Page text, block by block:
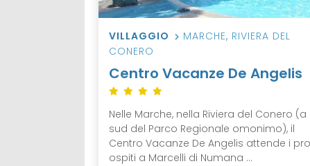
VILLAGGIO MARCHE, RIVIERA DEL
CONERO
Centro Vacanze De Angelis
Nelle Marche, nella Riviera del Conero (a
sud del Parco Regionale omonimo), il
Centro Vacanze De Angelis attende i
ospiti a Marcelli di Numana ...